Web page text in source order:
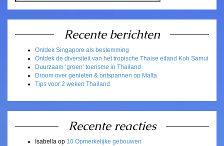
Recente berichten
Ontdek Singapore als bestemming
Ontdek de diversiteit van het tropische Thaise eiland Koh Samui
Duurzaam ‘groen’ toerisme in Thailand
Droom over genieten & ontspannen op Malta
Tips voor 2 weken Thailand
Recente reacties
Isabella op 10 Opmerkelijke gebouwen